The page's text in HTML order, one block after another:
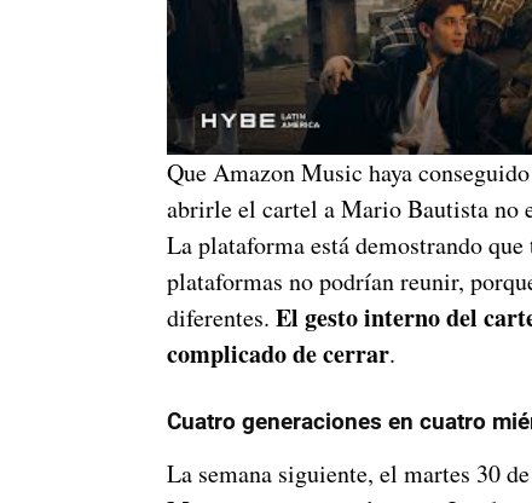
Que Amazon Music haya
abrirle el cartel a Mario Bautista no
La plataforma está demostrando
plataformas no podrían reunir,
diferentes. El gesto interno del
complicado de cerrar.
Cuatro generaciones en cuatro
La semana siguiente, el martes 30